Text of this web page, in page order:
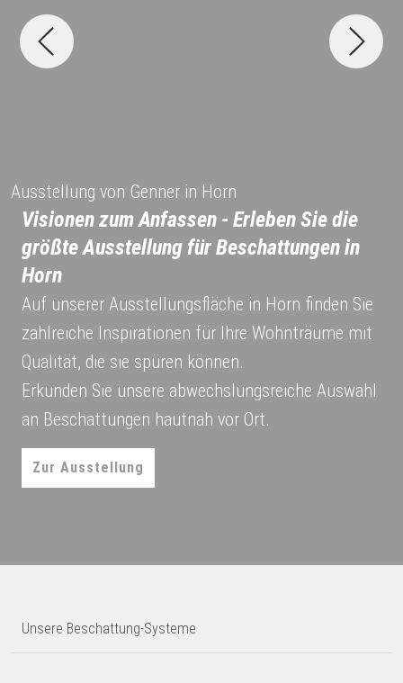
Visionen zum Anfassen - Erleben Sie die
größte Ausstellung für Beschattungen in
Horn
Auf unserer Ausstellungsfläche in Horn finden Sie
zahlreiche Inspirationen für Ihre Wohnträume mit
Qualität, die sie spüren können.
Erkunden Sie unsere abwechslungsreiche Auswahl
an Beschattungen hautnah vor Ort.
Zur Ausstellung
Ausstellung von Genner in Horn
Unsere Beschattung-Systeme